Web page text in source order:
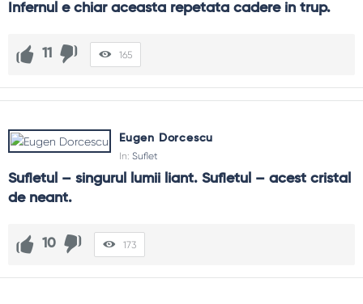
Infernul e chiar aceasta repetata cadere in trup.
11 165
Eugen Dorcescu
In: Suflet
Sufletul – singurul lumii liant. Sufletul – acest cristal
de neant.
10 173